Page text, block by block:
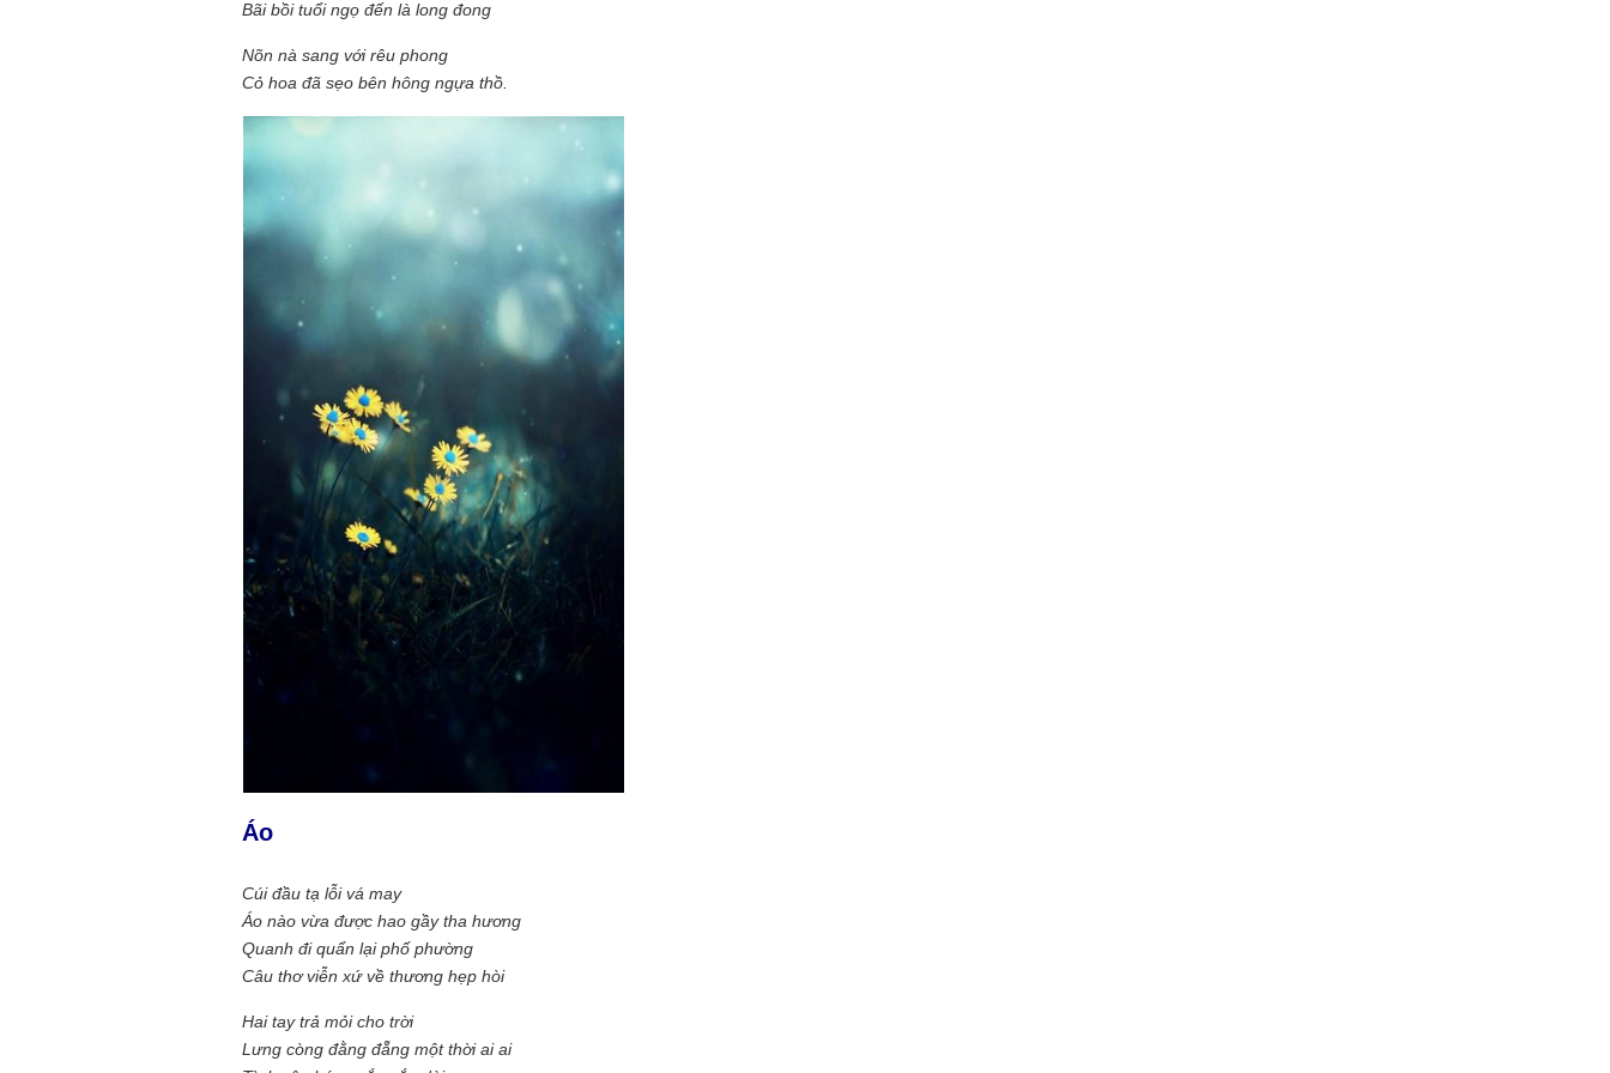
Bãi bồi tuổi ngọ đến là long đong
Nõn nà sang với rêu phong
Cỏ hoa đã sẹo bên hông ngựa thồ.
Áo
Cúi đầu tạ lỗi vá may
Áo nào vừa được hao gầy tha hương
Quanh đi quẩn lại phố phường
Câu thơ viễn xứ về thương hẹp hòi
Hai tay trả mỏi cho trời
Lưng còng đằng đẵng một thời ai ai